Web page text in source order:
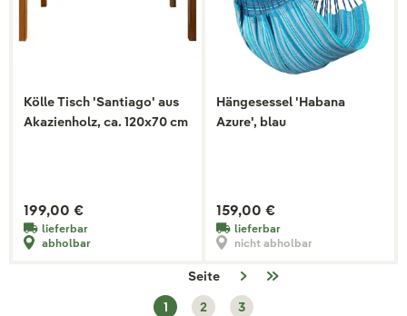
Kölle Tisch 'Santiago' aus
Akazienholz, ca. 120x70 cm
199,00 €
lieferbar
abholbar
Hängesessel 'Habana
Azure', blau
159,00 €
lieferbar
nicht abholbar
Seite
1
2 3